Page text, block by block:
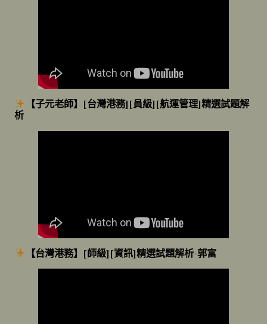
【子元老師】[台灣港務][員級][航運管理]精選試題解
析
【台灣港務】[師級][資訊]精選試題解析-郭富